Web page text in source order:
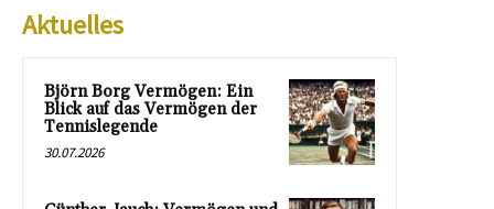
Aktuelles
Björn Borg Vermögen: Ein
Blick auf das Vermögen der
Tennislegende
30.07.2026